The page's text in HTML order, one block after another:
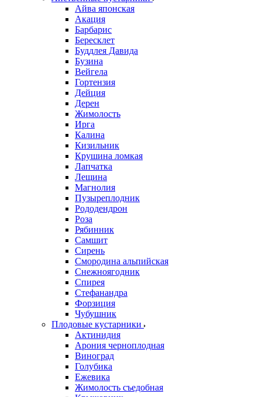
Айва японская
Акация
Барбарис
Бересклет
Буддлея Давида
Бузина
Вейгела
Гортензия
Дейция
Дерен
Жимолость
Ирга
Калина
Кизильник
Крушина ломкая
Лапчатка
Лещина
Магнолия
Пузыреплодник
Рододендрон
Роза
Рябинник
Самшит
Сирень
Смородина альпийская
Снежноягодник
Спирея
Стефанандра
Форзиция
Чубушник
Плодовые кустарники
Актинидия
Арония черноплодная
Виноград
Голубика
Ежевика
Жимолость съедобная